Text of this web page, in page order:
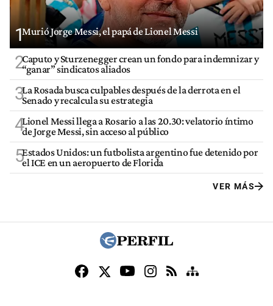
1Murió Jorge Messi, el papá de Lionel Messi
2Caputo y Sturzenegger crean un fondo para indemnizar y
“ganar” sindicatos aliados
3La Rosada busca culpables después de la derrota en el
Senado y recalcula su estrategia
4Lionel Messi llega a Rosario a las 20.30: velatorio íntimo
de Jorge Messi, sin acceso al público
5Estados Unidos: un futbolista argentino fue detenido por
el ICE en un aeropuerto de Florida
VER MÁS